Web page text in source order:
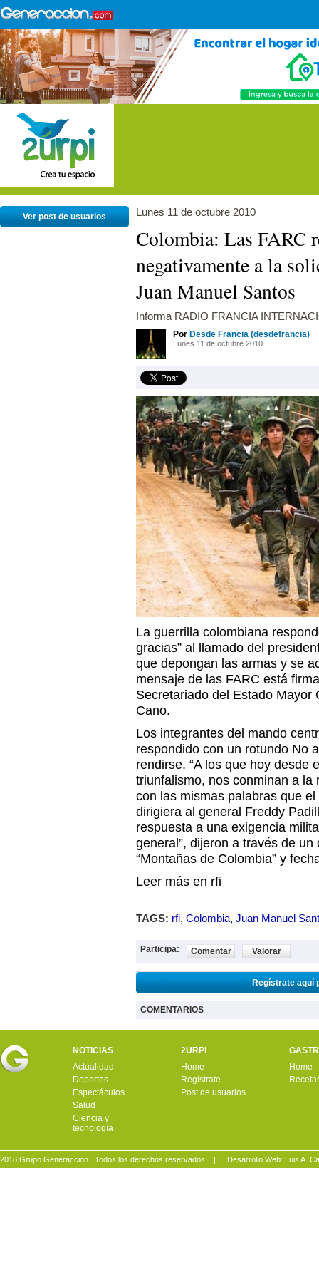
Ver post de usuarios Lunes 11 de octubre 2010
Colombia: Las FARC
negativamente a la
Juan Manuel Santos
Informa RADIO FRANCIA
Por Desde Francia (desdefrancia)
Lunes 11 de octubre 2010
La guerrilla colombiana
gracias” al llamado del
que depongan las armas y se
mensaje de las FARC está
Secretariado del Estado Mayor
Cano.
Los integrantes del mando
respondido con un rotundo No
rendirse. “A los que hoy desde
triunfalismo, nos conminan a la
con las mismas palabras que
dirigiera al general Freddy
respuesta a una exigencia
general”, dijeron a través de
“Montañas de Colombia” y
Leer más en rfi
TAGS: rfi, Colombia, Juan Manuel
Participa: Comentar Valorar
Regístrate aquí
COMENTARIOS
NOTICIAS
Actualidad
Deportes
Espectáculos
Salud
Ciencia y
tecnología
2URPI
Home
Regístrate
Post de usuarios
Home
2018 Grupo Generaccion . Todos los derechos reservados | Desarrollo Web: Luis